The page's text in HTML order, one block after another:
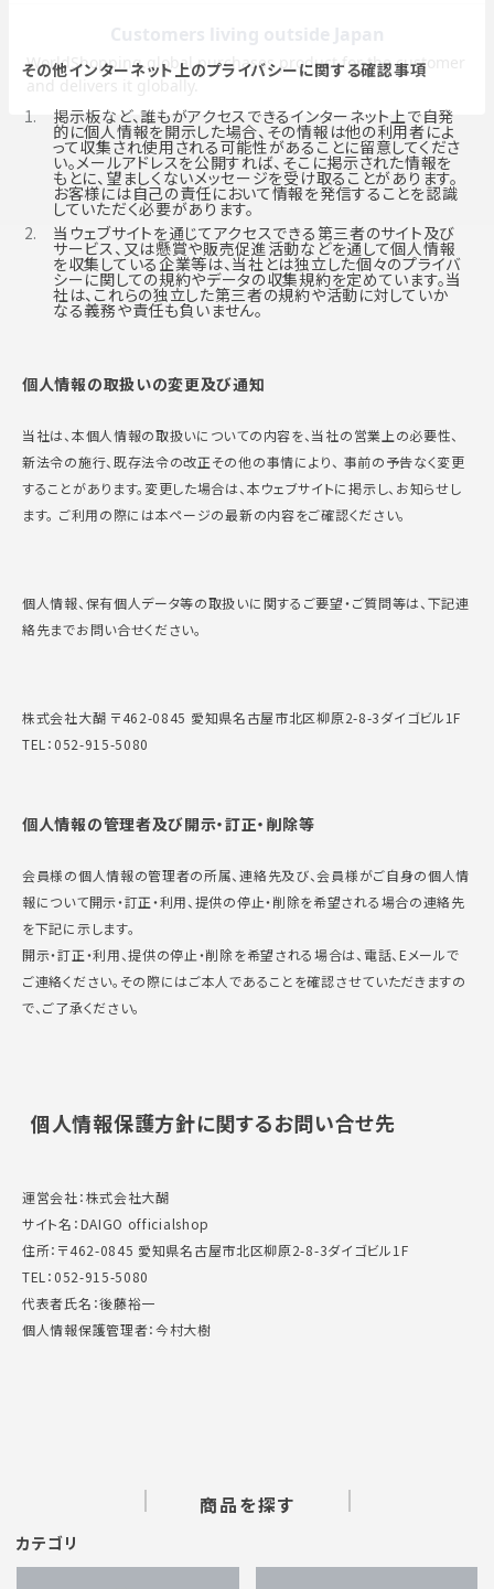
その他インターネット上のプライバシーに関する確認事項
掲示板など、誰もがアクセスできるインターネット上で自発
的に個人情報を開示した場合、その情報は他の利用者によ
って収集され使用される可能性があることに留意してくださ
い。メールアドレスを公開すれば、そこに掲示された情報を
もとに、望ましくないメッセージを受け取ることがあります。
お客様には自己の責任において情報を発信することを認識
していただく必要があります。
当ウェブサイトを通じてアクセスできる第三者のサイト及び
サービス、又は懸賞や販売促進活動などを通して個人情報
を収集している企業等は、当社とは独立した個々のプライバ
シーに関しての規約やデータの収集規約を定めています。当
社は、これらの独立した第三者の規約や活動に対していか
なる義務や責任も負いません。
個人情報の取扱いの変更及び通知
当社は、本個人情報の取扱いについての内容を、当社の営業上の必要性、
新法令の施行、既存法令の改正その他の事情により、 事前の予告なく変更
することがあります。変更した場合は、本ウェブサイトに掲示し、お知らせし
ます。 ご利用の際には本ページの最新の内容をご確認ください。
個人情報、保有個人データ等の取扱いに関するご要望・ご質問等は、下記連
絡先までお問い合せください。
株式会社大醐 〒462-0845 愛知県名古屋市北区柳原2-8-3ダイゴビル1F
TEL：052-915-5080
個人情報の管理者及び開示・訂正・削除等
会員様の個人情報の管理者の所属、連絡先及び、会員様がご自身の個人情
報について開示・訂正・利用、提供の停止・削除を希望される場合の連絡先
を下記に示します。
開示・訂正・利用、提供の停止・削除を希望される場合は、電話、Eメールで
ご連絡ください。その際にはご本人であることを確認させていただきますの
で、ご了承ください。
個人情報保護方針に関するお問い合せ先
運営会社：株式会社大醐
サイト名：DAIGO officialshop
住所：〒462-0845 愛知県名古屋市北区柳原2-8-3ダイゴビル1F
TEL：052-915-5080
代表者氏名：後藤裕一
個人情報保護管理者：今村大樹
商品を探す
カテゴリ